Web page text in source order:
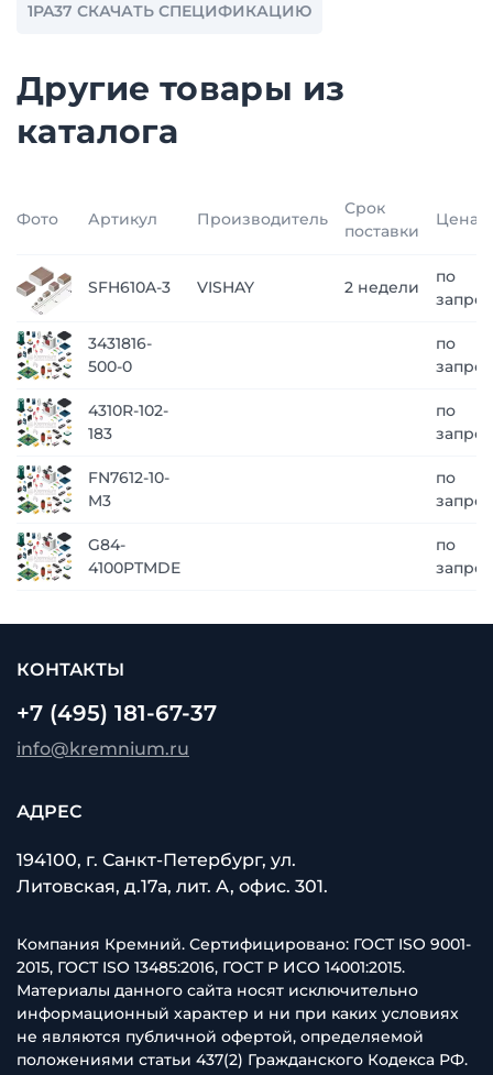
1PA37 СКАЧАТЬ СПЕЦИФИКАЦИЮ
Другие товары из
каталога
Фото Артикул Производитель
Срок
поставки
Цена
SFH610A-3 VISHAY 2 недели
по
3431816-
500-0
по
4310R-102-
183
по
FN7612-10-
M3
по
G84-
4100PTMDE
по
КОНТАКТЫ
+7 (495) 181-67-37
info@kremnium.ru
АДРЕС
194100, г. Санкт-Петербург, ул.
Литовская, д.17а, лит. А, офис. 301.
Компания Кремний. Сертифицировано: ГОСТ ISO 9001-
2015, ГОСТ ISO 13485:2016, ГОСТ Р ИСО 14001:2015.
Материалы данного сайта носят исключительно
информационный характер и ни при каких условиях
не являются публичной офертой, определяемой
положениями статьи 437(2) Гражданского Кодекса РФ.